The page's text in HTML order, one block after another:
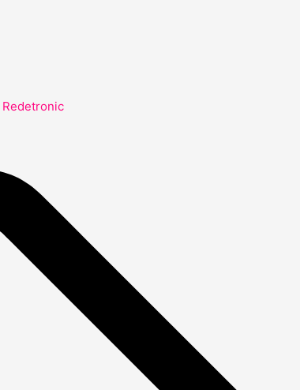
Redetronic